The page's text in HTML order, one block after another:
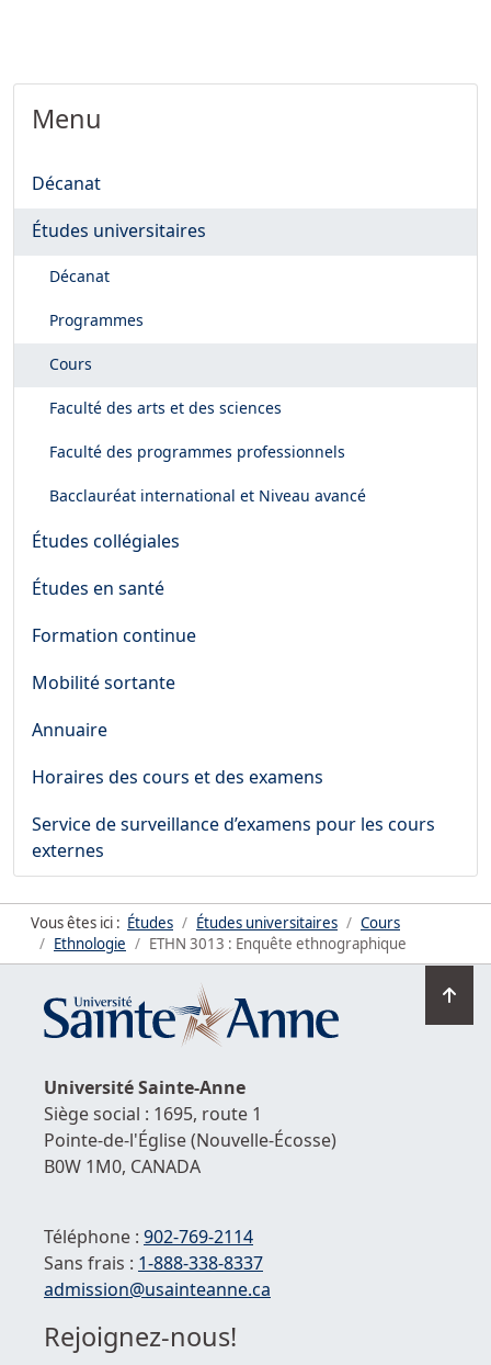
Menu
Décanat
Études universitaires
Décanat
Programmes
Cours
Faculté des arts et des sciences
Faculté des programmes professionnels
Bacclauréat international et Niveau avancé
Études collégiales
Études en santé
Formation continue
Mobilité sortante
Annuaire
Horaires des cours et des examens
Service de surveillance d’examens pour les cours
externes
Vous êtes ici : Études Études universitaires
Cours
Ethnologie
ETHN 3013 : Enquête ethnographique
en
UniversitéSainte-Anne
Siège social : 1695, route 1
Pointe-de-l'Église(Nouvelle-Écosse)
B0W 1M0, CANADA
Téléphone : 902-769-2114
Sans frais : 1-888-338-8337
Courriel :
admission@usainteanne.ca
Rejoignez-nous!